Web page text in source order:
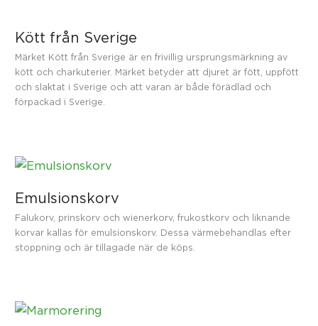
Kött från Sverige
Märket Kött från Sverige är en frivillig ursprungsmärkning av
kött och charkuterier. Märket betyder att djuret är fött, uppfött
och slaktat i Sverige och att varan är både förädlad och
förpackad i Sverige.
Emulsionskorv
Falukorv, prinskorv och wienerkorv, frukostkorv och liknande
korvar kallas för emulsionskorv. Dessa värmebehandlas efter
stoppning och är tillagade när de köps.